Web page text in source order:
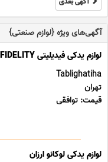
آگهی‌های ویژه {لوازم صنعتی}
لوازم یدکی فیدیلیتی FIDELITY
Tablighatiha
تهران
قیمت: توافقی
لوازم یدکی لوکانو ارزان